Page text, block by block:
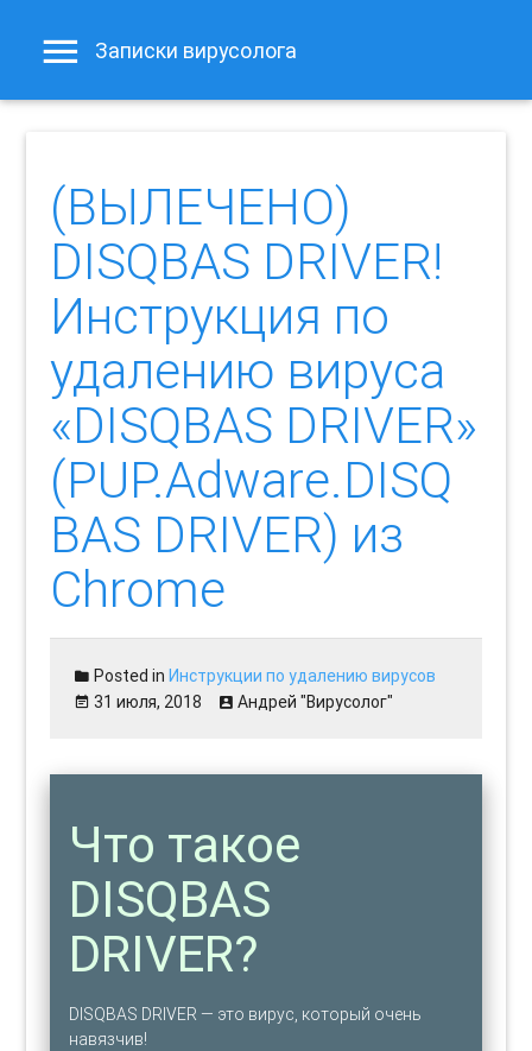
Записки вирусолога
(ВЫЛЕЧЕНО)
DISQBAS DRIVER!
Инструкция по
удалению вируса
«DISQBAS DRIVER»
(PUP.Adware.DISQ
BAS DRIVER) из
Chrome
Posted inИнструкции по удалению вирусов
31 июля, 2018
Андрей "Вирусолог"
Что такое
DISQBAS
DRIVER?
DISQBAS DRIVER — это вирус, который очень
навязчив!